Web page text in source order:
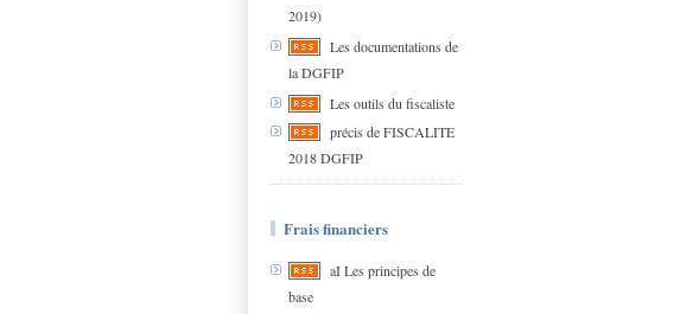
2019)
Les documentations de
la DGFIP
Les outils du fiscaliste
précis de FISCALITE
2018 DGFIP
Frais financiers
aI Les principes de
base